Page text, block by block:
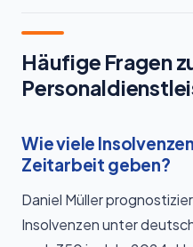
Häufige Fragen
Wie viele
Zeitarbeit geben?
Daniel Müller
Insolvenzen unter